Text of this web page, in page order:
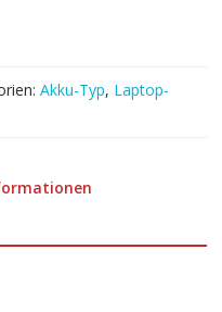
Akku-Typ, Laptop-